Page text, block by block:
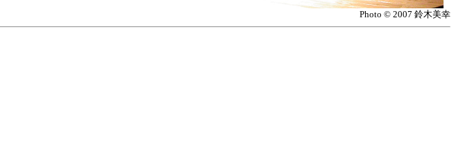
Photo © 2007 鈴木美幸